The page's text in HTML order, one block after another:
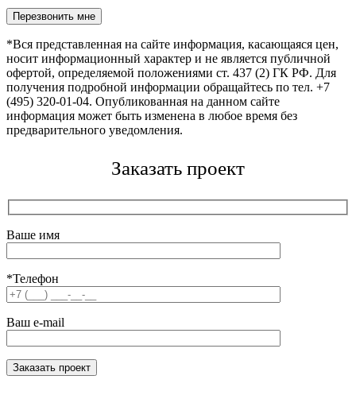
Оставьте это поле пустым.
*Вся представленная на сайте информация, касающаяся цен,
носит информационный характер и не является публичной
офертой, определяемой положениями ст. 437 (2) ГК РФ. Для
получения подробной информации обращайтесь по тел. +7
(495) 320-01-04. Опубликованная на данном сайте
информация может быть изменена в любое время без
предварительного уведомления.
Заказать проект
Ваше имя
*Телефон
Ваш e-mail